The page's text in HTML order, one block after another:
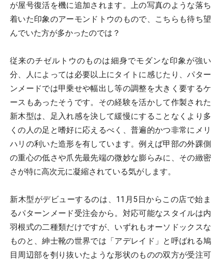
が屋号復活を機に追加されます。上の写真のような落ち
着いた印象のアーモンドトウのもので、こちらも待ち望
んでいた方が多かったのでは？
従来のチゼルトウのものは細身でモダンな印象が強い
分、人によっては必要以上にタイトに感じたり、パター
ンメードでは甲乗せや幅出し等の調整を大きく要するケ
ースもあったそうです。その経験を活かして作製された
新木型は、足入れ感を決して緩慢にすることなくより多
くの人の足と嗜好に応えるべく、普遍的かつ非常にメリ
ハリの利いた造形を有しています。例えば甲部の外踝側
の重心の低さや爪先最先端の微妙な膨らみに、その緻密
さが特に高次元に凝縮されている気がします。
新木型がデビューするのは、11月5日からこの店で始ま
るパターンメード受注会から。対応可能なスタイルは内
羽根式の二種類だけですが、いずれもオーソドックスな
ものと、紳士靴の世界では「アデレイド」と呼ばれる鳩
目周辺部を刳り抜いたような形状のものの双方が受注可